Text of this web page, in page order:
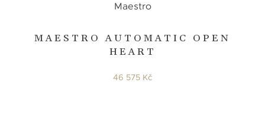
MAESTRO AUTOMATIC OPEN
HEART
Maestro
46 575 Kč